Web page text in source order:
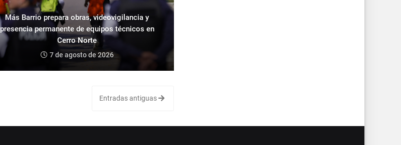
Más Barrio prepara obras, videovigilancia y
presencia permanente de equipos técnicos en
Cerro Norte
7 de agosto de 2026
Entradas antiguas